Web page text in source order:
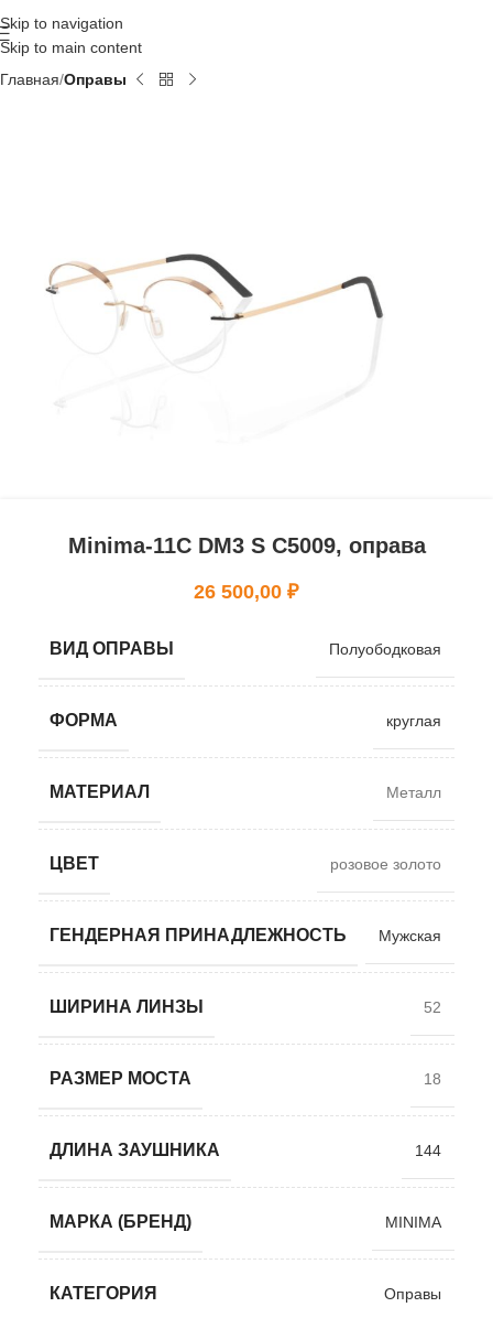
Skip to navigation
Skip to main content
Главная Оправы
Minima-11C DM3 S C5009, оправа
26 500,00 ₽
ВИД ОПРАВЫ Полуободковая
ФОРМА круглая
МАТЕРИАЛ Металл
ЦВЕТ розовое золото
ГЕНДЕРНАЯ ПРИНАДЛЕЖНОСТЬ Мужская
ШИРИНА ЛИНЗЫ 52
РАЗМЕР МОСТА 18
ДЛИНА ЗАУШНИКА 144
МАРКА (БРЕНД) MINIMA
КАТЕГОРИЯ Оправы